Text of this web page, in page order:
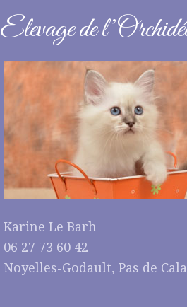
Elevage de
Karine Le Barh
06 27 73 60 42
Noyelles-Godault, Pas de